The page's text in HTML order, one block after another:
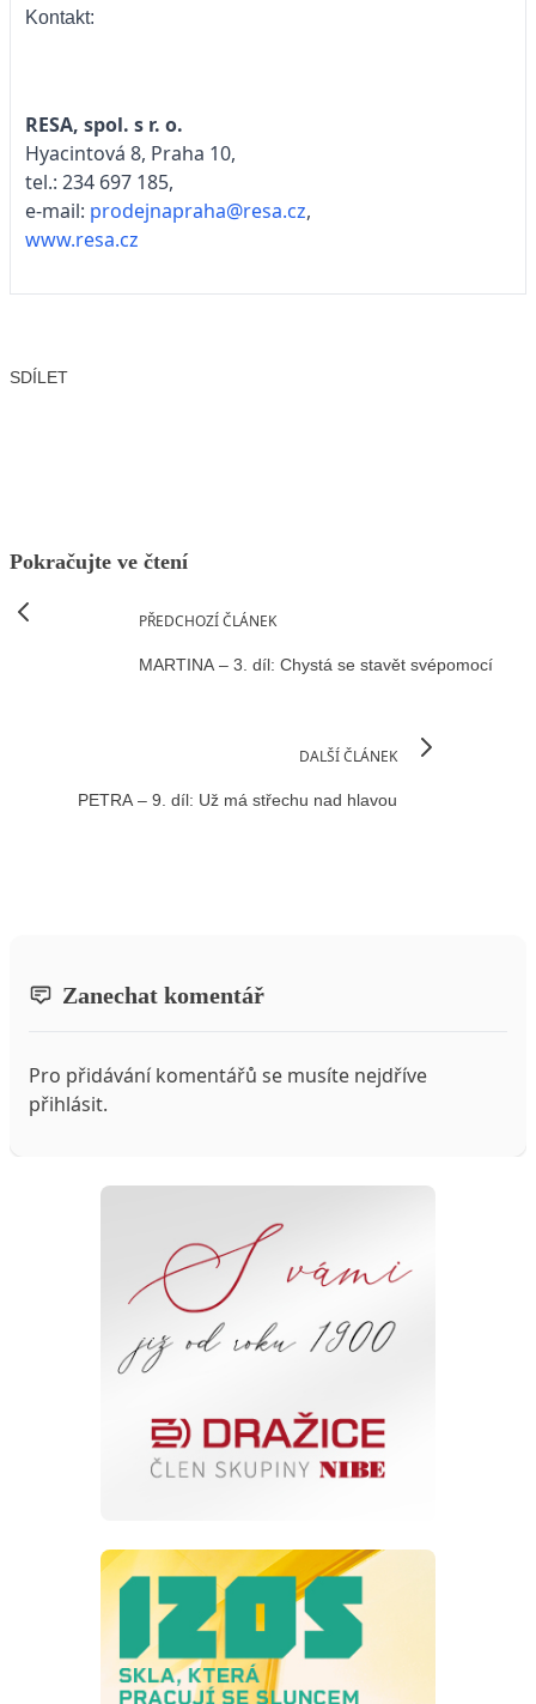
Kontakt:
RESA, spol. s r. o.
Hyacintová 8, Praha 10,
tel.: 234 697 185,
e-mail: prodejnapraha@resa.cz,
www.resa.cz
SDÍLET
Pokračujte ve čtení
PŘEDCHOZÍ ČLÁNEK
MARTINA – 3. díl: Chystá se stavět svépomocí
DALŠÍ ČLÁNEK
PETRA – 9. díl: Už má střechu nad hlavou
Zanechat komentář
Pro přidávání komentářů se musíte nejdříve
přihlásit.